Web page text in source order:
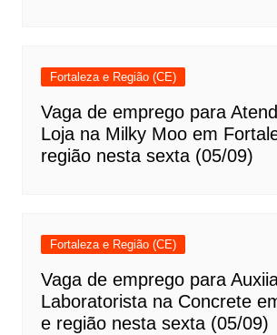
Fortaleza e Região (CE)
Vaga de emprego para
Loja na Milky Moo em
região nesta sexta (05/09)
Fortaleza e Região (CE)
Vaga de emprego para
Laboratorista na Concrete
e região nesta sexta (05/09)